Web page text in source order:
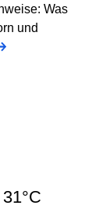
Was
und
31°C